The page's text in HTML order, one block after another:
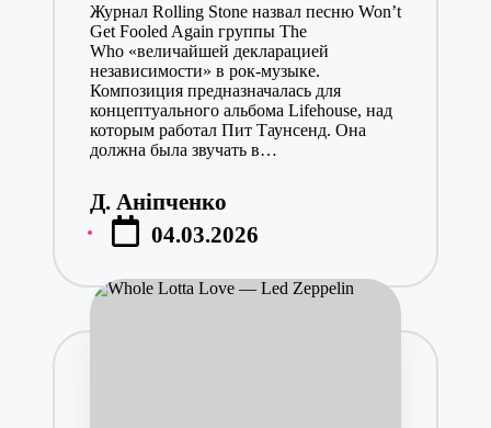
Журнал Rolling Stone назвал песню Won’t
Get Fooled Again группы The
Who «величайшей декларацией
независимости» в рок-музыке.
Композиция предназначалась для
концептуального альбома Lifehouse, над
которым работал Пит Таунсенд. Она
должна была звучать в…
Posted
by
Д. Аніпченко
04.03.2026